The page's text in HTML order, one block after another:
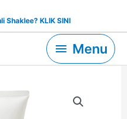
Shaklee? KLIK SINI
MenuMenu